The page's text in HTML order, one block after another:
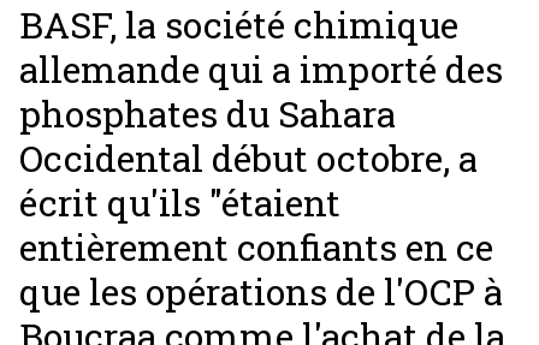
BASF, la société chimique
allemande qui a importé des
phosphates du Sahara
Occidental début octobre, a
écrit qu'ils "étaient
entièrement confiants en ce
que les opérations de l'OCP à